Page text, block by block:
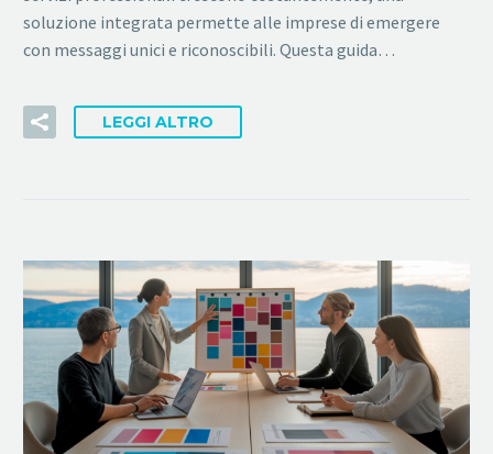
soluzione integrata permette alle imprese di emergere
con messaggi unici e riconoscibili. Questa guida…
LEGGI ALTRO